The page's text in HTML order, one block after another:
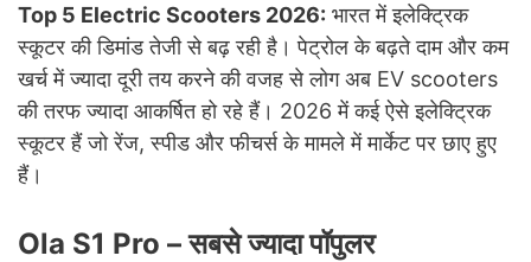
Top 5 Electric Scooters 2026: भारत में इलेक्ट्रिक
स्कूटर की डिमांड तेजी से बढ़ रही है। पेट्रोल के बढ़ते दाम और कम
खर्च में ज्यादा दूरी तय करने की वजह से लोग अब EV scooters
की तरफ ज्यादा आकर्षित हो रहे हैं। 2026 में कई ऐसे इलेक्ट्रिक
स्कूटर हैं जो रेंज, स्पीड और फीचर्स के मामले में मार्केट पर छाए हुए
हैं।
Ola S1 Pro – सबसे ज्यादा पॉपुलर